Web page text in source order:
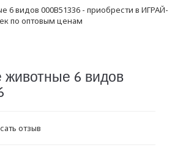
животные 6 видов
отзыв